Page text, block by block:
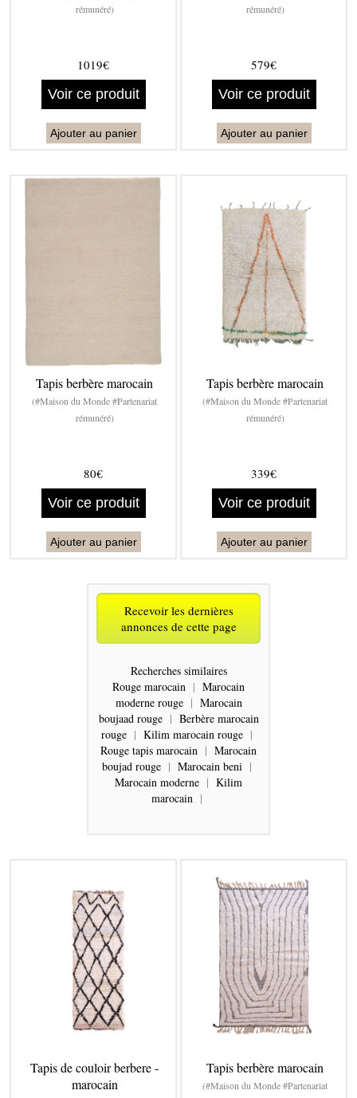
rémunéré)
1019€
Voir ce produit
Ajouter au panier
rémunéré)
579€
Voir ce produit
Ajouter au panier
Tapis berbère marocain
(#Maison du Monde #Partenariat
rémunéré)
80€
Voir ce produit
Ajouter au panier
Tapis berbère marocain
(#Maison du Monde #Partenariat
rémunéré)
339€
Voir ce produit
Ajouter au panier
Recevoir les dernières
annonces de cette page
Recherches similaires
Rouge marocain | Marocain
moderne rouge | Marocain
boujaad rouge | Berbère marocain
rouge | Kilim marocain rouge |
Rouge tapis marocain | Marocain
boujad rouge | Marocain beni |
Marocain moderne | Kilim
marocain |
Tapis de couloir berbere -
marocain
Tapis berbère marocain
(#Maison du Monde #Partenariat